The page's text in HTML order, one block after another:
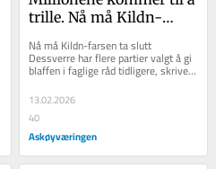
trille. Nå må Kildn-
Nå må Kildn-farsen ta slutt
Dessverre har flere partier valgt å gi
blaffen i faglige råd tidligere, skriver
Åge Rosnes (SV). Dette er et...
13.02.2026
40
Askøyværingen